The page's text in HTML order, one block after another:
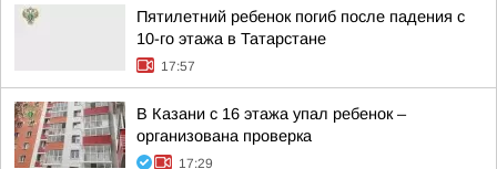
Пятилетний ребенок погиб после падения с
10-го этажа в Татарстане
17:57
В Казани с 16 этажа упал ребенок –
организована проверка
17:29